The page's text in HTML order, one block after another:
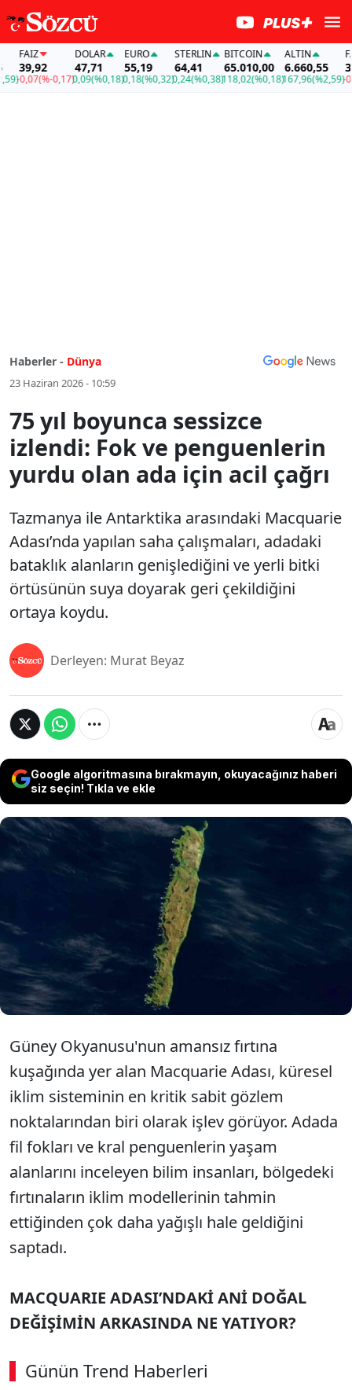
FAİZ
39,92
-0,07(%-0,17)
DOLAR
47,71
0,09(%0,18)
EURO
55,19
0,18(%0,32)
STERLIN
64,41
0,24(%0,38)
BITCOIN
65.010,00
118,02(%0,18)
ALTIN
6.660,55
167,96(%2,59)-
Haberler - Dünya
23 Haziran 2026 - 10:59
75 yıl boyunca sessizce
izlendi: Fok ve penguenlerin
yurdu olan ada için acil çağrı
Tazmanya ile Antarktika arasındaki Macquarie
Adası’nda yapılan saha çalışmaları, adadaki
bataklık alanların genişlediğini ve yerli bitki
örtüsünün suya doyarak geri çekildiğini
ortaya koydu.
Derleyen: Murat Beyaz
Google algoritmasına bırakmayın, okuyacağınız haberi
siz seçin! Tıkla ve ekle
Tazmanya ile Antarktika arasındaki
Macquarie Adası’nda yapılan saha
çalışmaları, adadaki bataklık alanların
genişlediğini ve yerli bitki örtüsünün suya
doyarak geri çekildiğini ortaya koydu.
Güney Okyanusu'nun amansız fırtına
kuşağında yer alan Macquarie Adası, küresel
iklim sisteminin en kritik sabit gözlem
noktalarından biri olarak işlev görüyor. Adada
fil fokları ve kral penguenlerin yaşam
alanlarını inceleyen bilim insanları, bölgedeki
fırtınaların iklim modellerinin tahmin
ettiğinden çok daha yağışlı hale geldiğini
saptadı.
MACQUARIE ADASI’NDAKİ ANİ DOĞAL
DEĞİŞİMİN ARKASINDA NE YATIYOR?
Günün Trend Haberleri
00:02 / 08:43